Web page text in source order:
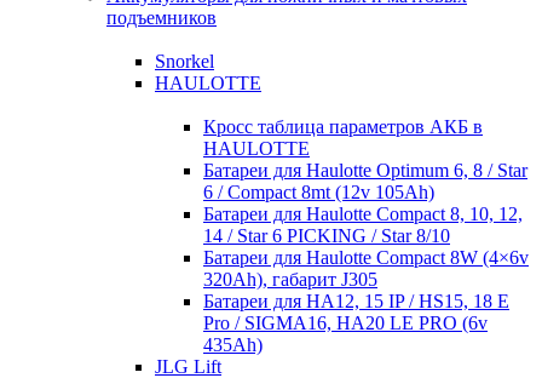
подъемников
Snorkel
HAULOTTE
Кросc таблица параметров АКБ в
HAULOTTE
Батареи для Haulotte Optimum 6, 8 / Star
6 / Compact 8mt (12v 105Ah)
Батареи для Haulotte Compact 8, 10, 12,
14 / Star 6 PICKING / Star 8/10
Батареи для Haulotte Compact 8W (4×6v
320Ah), габарит J305
Батареи для HA12, 15 IP / HS15, 18 E
Pro / SIGMA16, HA20 LE PRO (6v
435Ah)
JLG Lift